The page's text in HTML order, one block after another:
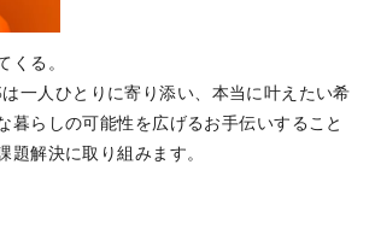
くる。
一人ひとりに寄り添い、本当に叶えたい希
暮らしの可能性を広げるお手伝いすること
題解決に取り組みます。